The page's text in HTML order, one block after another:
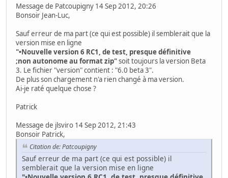
Message de Patcoupigny 14 Sep 2012, 20:26
Bonsoir Jean-Luc,
Sauf erreur de ma part (ce qui est possible) il semblerait que la
version mise en ligne
"•Nouvelle version 6 RC1, de test, presque définitive
;non autonome au format zip"soit toujours la version Beta
3. Le fichier "version" contient : "6.0 beta 3".
De plus son chargement n'a rien changé à ma version.
Ai-je raté quelque chose ?
Patrick
Message de jlsviro 14 Sep 2012, 21:43
Bonsoir Patrick,
Citation de: Patcoupigny
Sauf erreur de ma part (ce qui est possible) il
semblerait que la version mise en ligne